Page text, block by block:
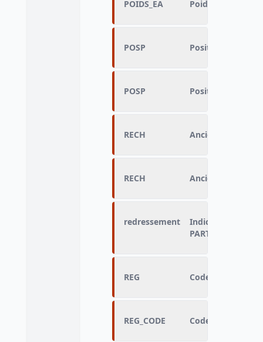
POIDS_EA Poids dans l’EAR
POSP Position
POSP Position
RECH Ancienneté de la
RECH Ancienneté de la
redressement
Indicateur de
PART_L2,
REG Code de la
REG_CODE Code de la